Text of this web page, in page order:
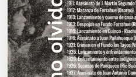
través
del
arte
las